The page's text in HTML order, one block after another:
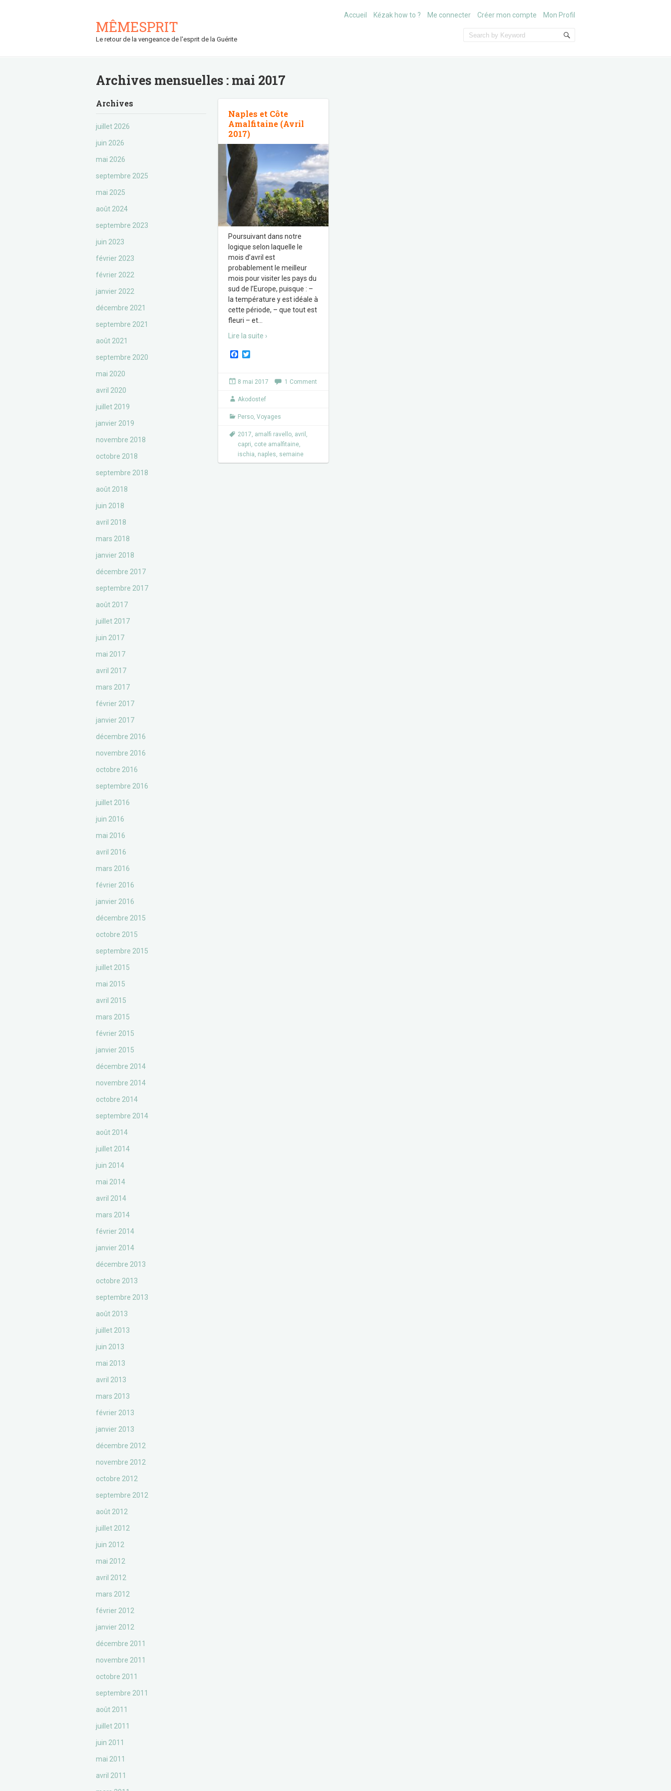
MÊMESPRIT
Le retour de la vengeance de l'esprit de la Guérite
Accueil Kézak how to ? Me connecter Créer mon compte Mon Profil
Archives mensuelles : mai 2017
Archives
juillet 2026
juin 2026
mai 2026
septembre 2025
mai 2025
août 2024
septembre 2023
juin 2023
février 2023
février 2022
janvier 2022
décembre 2021
septembre 2021
août 2021
septembre 2020
mai 2020
avril 2020
juillet 2019
janvier 2019
novembre 2018
octobre 2018
septembre 2018
août 2018
juin 2018
avril 2018
mars 2018
janvier 2018
décembre 2017
septembre 2017
août 2017
juillet 2017
juin 2017
mai 2017
avril 2017
mars 2017
février 2017
janvier 2017
décembre 2016
novembre 2016
octobre 2016
septembre 2016
juillet 2016
juin 2016
mai 2016
avril 2016
mars 2016
février 2016
janvier 2016
décembre 2015
octobre 2015
septembre 2015
juillet 2015
mai 2015
avril 2015
mars 2015
février 2015
janvier 2015
décembre 2014
novembre 2014
octobre 2014
septembre 2014
août 2014
juillet 2014
juin 2014
mai 2014
avril 2014
mars 2014
février 2014
janvier 2014
décembre 2013
octobre 2013
septembre 2013
août 2013
juillet 2013
juin 2013
mai 2013
avril 2013
mars 2013
février 2013
janvier 2013
décembre 2012
novembre 2012
octobre 2012
septembre 2012
août 2012
juillet 2012
juin 2012
mai 2012
avril 2012
mars 2012
février 2012
janvier 2012
décembre 2011
novembre 2011
octobre 2011
septembre 2011
août 2011
juillet 2011
juin 2011
mai 2011
avril 2011
Naples et Côte
Amalfitaine (Avril
2017)
Poursuivant dans notre
logique selon laquelle le
mois d’avril est
probablement le meilleur
mois pour visiter les pays du
sud de l’Europe, puisque : –
la température y est idéale à
cette période, – que tout est
fleuri – et
Lire la suite ›
F
e
b
o
t
t
r
8 mai 2017 1 Comment
Akodostef
Perso, Voyages
2017, amalfi ravello, avril ,
capri, cote amalfitaine,
ischia, naples, semaine